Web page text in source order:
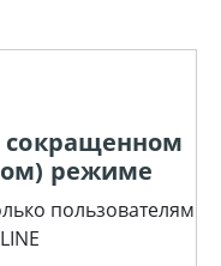
сокращенном
режиме
пользователям